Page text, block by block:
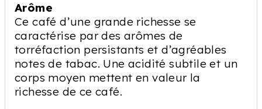
Arôme
Ce café d’une grande richesse se
caractérise par des arômes de
torréfaction persistants et d’agréables
notes de tabac. Une acidité subtile et un
corps moyen mettent en valeur la
richesse de ce café.